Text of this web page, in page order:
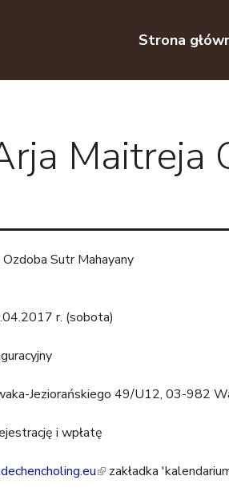
Strona
Maitreja
Sutr Mahayany
r. (sobota)
Jeziorańskiego 49/U12, 03-982
i wpłatę
( zakładka